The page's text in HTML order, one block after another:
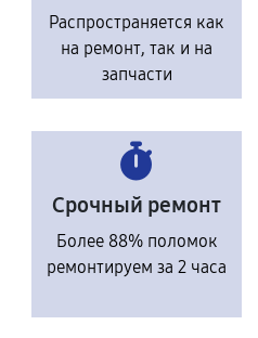
Распространяется как
на ремонт, так и на
запчасти
Срочный ремонт
Более 88% поломок
ремонтируем за 2 часа